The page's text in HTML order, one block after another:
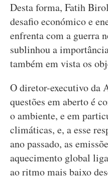
Desta forma, Fatih
desafio económico e
enfrenta com a guerra
sublinhou a
também em vista os
O diretor-executivo da
questões em aberto é
o ambiente, e em
climáticas, e, a esse
ano passado, as
aquecimento global
ao ritmo mais baixo